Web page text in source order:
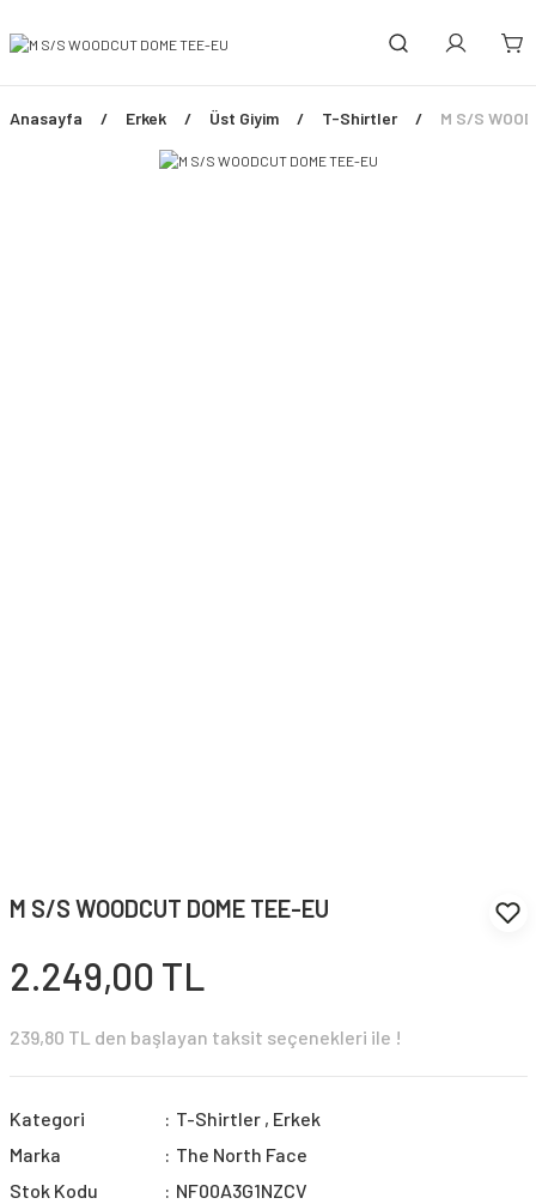
Anasayfa Erkek Üst Giyim T-Shirtler M S/S
M S/S WOODCUT DOME TEE-EU
2.249,00 TL
239,80 TL den başlayan taksit seçenekleri ile !
Kategori T-Shirtler , Erkek
Marka
The North Face
Stok Kodu
NF00A3G1NZCV